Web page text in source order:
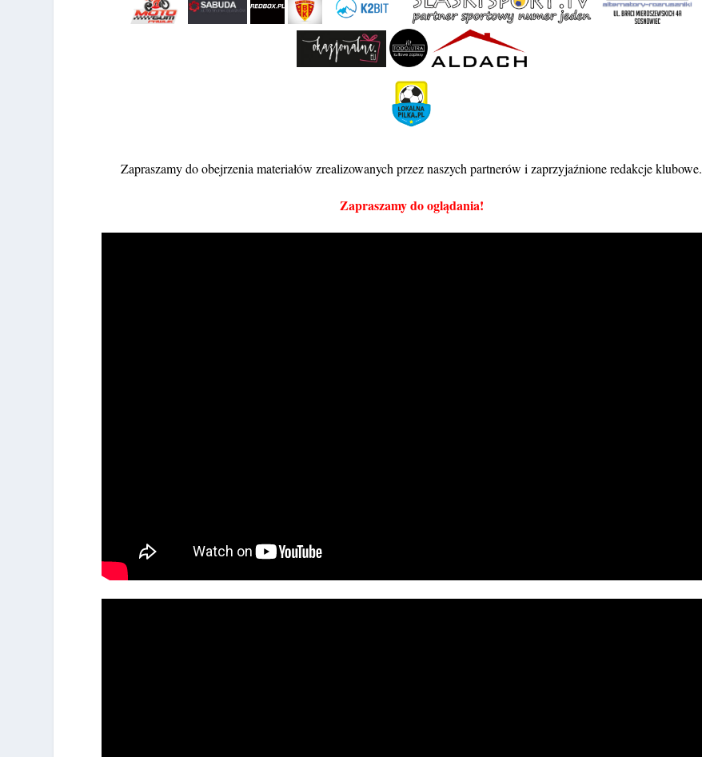
Zapraszamy do obejrzenia materiałów zrealizowanych przez naszych partnerów i zaprzyjaźnione redakcje klubowe.
Zapraszamy do oglądania!